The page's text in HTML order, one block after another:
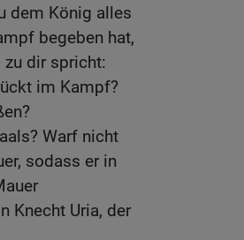
dem König alles
begeben hat,
dir spricht:
im Kampf?
Warf nicht
sodass er in
Knecht Uria, der